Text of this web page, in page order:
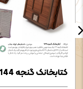
کتابخانک گنجه 144